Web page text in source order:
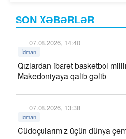
SON XƏBƏRLƏR
07.08.2026, 14:40
İdman
Qızlardan ibarət basketbol
Makedoniyaya qalib gəlib
07.08.2026, 13:38
İdman
Cüdoçularımız üçün dünya